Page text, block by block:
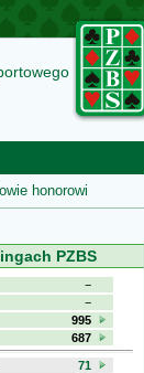
honorowi
PZBS
−
−
995
687
71